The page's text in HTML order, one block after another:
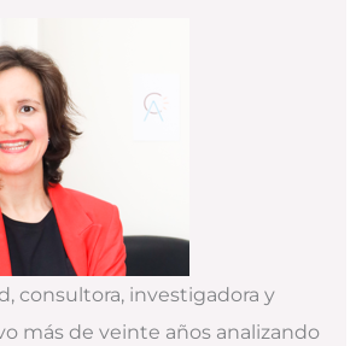
consultora, investigadora y
más de veinte años analizando